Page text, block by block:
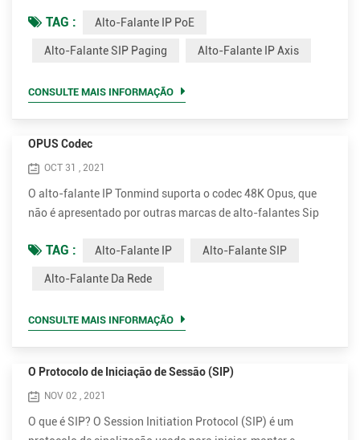
Vantagens do alto-falante Tonmind IP PoE. • Suporta muito
mais codec para melhor qualidade de som, incluindo OPUS,
Muito m...
TAG : Alto-Falante IP PoE
Alto-Falante SIP Paging Alto-Falante IP Axis
CONSULTE MAIS INFORMAÇÃO
OPUS Codec
OCT 31 , 2021
O alto-falante IP Tonmind suporta o codec 48K Opus, que
não é apresentado por outras marcas de alto-falantes Sip
largura de banda na maior parte, enquanto garante uma
qualidade de som extremamente alta. Opus é um formato de
o áudio gera...
TAG : Alto-Falante IP Alto-Falante SIP
Alto-Falante Da Rede
CONSULTE MAIS INFORMAÇÃO
O Protocolo de Iniciação de Sessão (SIP)
NOV 02 , 2021
O que é SIP? O Session Initiation Protocol (SIP) é um